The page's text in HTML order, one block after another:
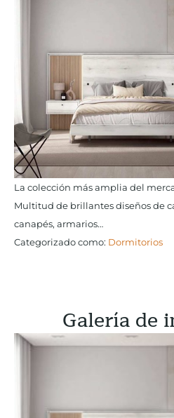
La colección más amplia del
Multitud de brillantes diseños de
canapés, armarios…
Categorizado como: Dormitorios
Galería de